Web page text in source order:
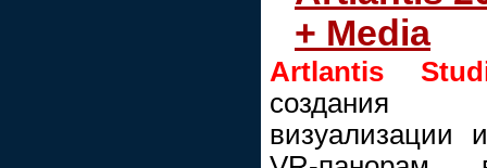
+ Media
Artlantis
создания
визуализации